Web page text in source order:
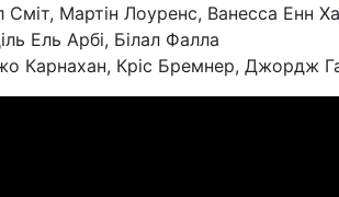
Сміт, Мартін Лоуренс, Ванесса Енн
Ель Арбі, Білал Фалла
Карнахан, Кріс Бремнер, Джордж